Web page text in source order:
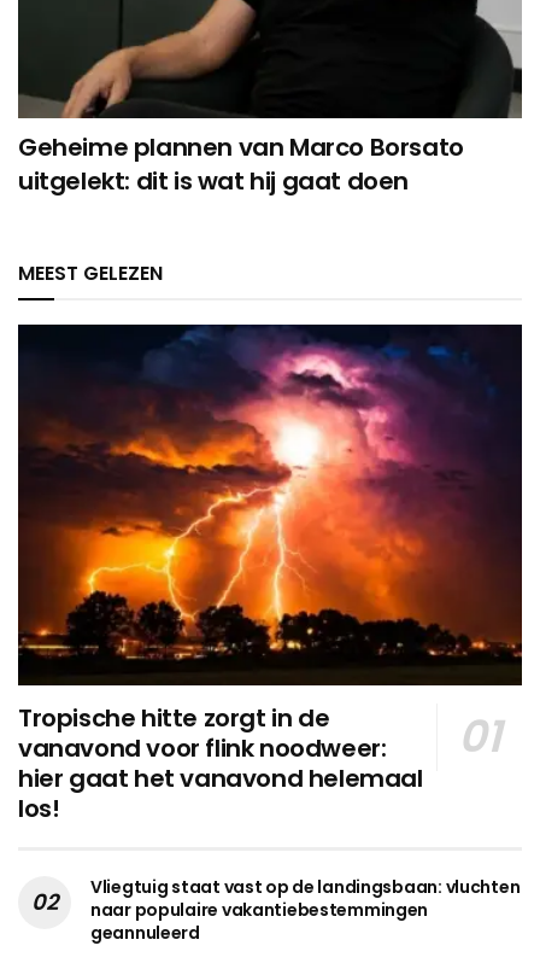
Geheime plannen van Marco Borsato
uitgelekt: dit is wat hij gaat doen
MEEST GELEZEN
Tropische hitte zorgt in de
vanavond voor flink noodweer:
hier gaat het vanavond helemaal
los!
Vliegtuig staat vast op de landingsbaan: vluchten
naar populaire vakantiebestemmingen
geannuleerd